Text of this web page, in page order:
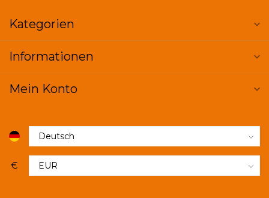
Kategorien
Informationen
Mein Konto
€